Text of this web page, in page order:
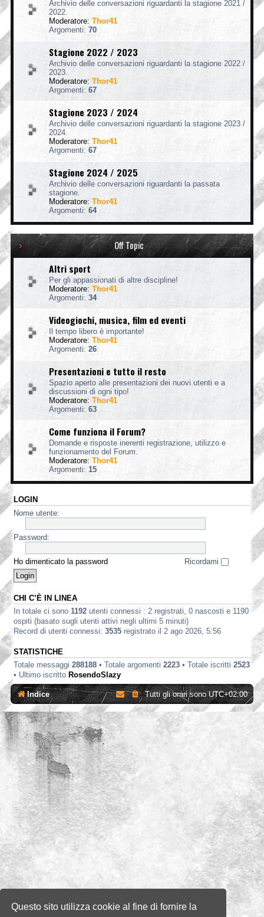
Questo sito utilizza cookie al fine di fornire la
Archivio delle conversazioni riguardanti la stagione 2021 /
2022.
Moderatore: Thor41
Argomenti: 70
Stagione 2022 / 2023
Archivio delle conversazioni riguardanti la stagione 2022 /
2023.
Moderatore: Thor41
Argomenti: 67
Stagione 2023 / 2024
Archivio delle conversazioni riguardanti la stagione 2023 /
2024.
Moderatore: Thor41
Argomenti: 67
Stagione 2024 / 2025
Archivio delle conversazioni riguardanti la passata
stagione.
Moderatore: Thor41
Argomenti: 64
Off Topic
Altri sport
Per gli appassionati di altre discipline!
Moderatore: Thor41
Argomenti: 34
Videogiochi, musica, film ed eventi
Il tempo libero è importante!
Moderatore: Thor41
Argomenti: 26
Presentazioni e tutto il resto
Spazio aperto alle presentazioni dei nuovi utenti e a
discussioni di ogni tipo!
Moderatore: Thor41
Argomenti: 63
Come funziona il Forum?
Domande e risposte inerenti registrazione, utilizzo e
funzionamento del Forum.
Moderatore: Thor41
Argomenti: 15
LOGIN
Nome utente:
Password:
Ho dimenticato la password Ricordami
CHI C’È IN LINEA
In totale ci sono 1192 utenti connessi : 2 registrati, 0 nascosti e 1190
ospiti (basato sugli utenti attivi negli ultimi 5 minuti)
Record di utenti connessi: 3535 registrato il 2 ago 2026, 5:56
STATISTICHE
Totale messaggi 288188 • Totale argomenti 2223 • Totale iscritti 2523
• Ultimo iscritto RosendoSlazy
Indice Tutti gli orari sonoUTC+02:00